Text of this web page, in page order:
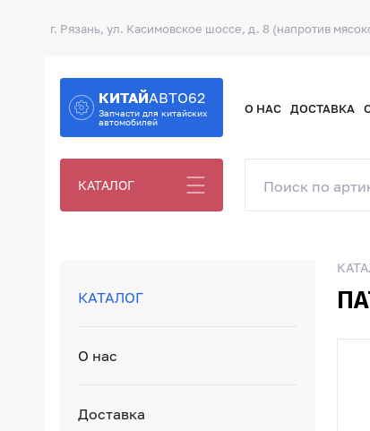
г. Рязань, ул. Касимовское шоссе, д. 8 (напротив
КИТАЙАВТО62
Запчасти для китайских
автомобилей
О НАС ДОСТАВКА
КАТАЛОГ
КАТАЛОГ
О нас
Доставка